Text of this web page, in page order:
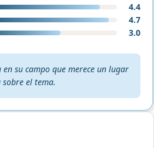
4.4
4.7
3.0
su campo que merece un lugar
el tema.